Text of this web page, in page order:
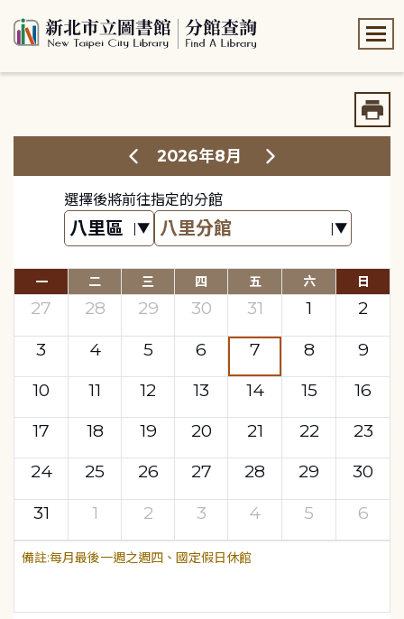
2026年8月
選擇後將前往指定的分館
一 二 三 四 五 六 日
27 28 29 30 31 1
2
3
4 5 6 7 8
9
10
11 12 13 14 15
16
17
18 19 20 21 22
23
24
25 26 27 28 29
30
31
1 2 3 4 5 6
每月最後一週之週四、國定假日休館